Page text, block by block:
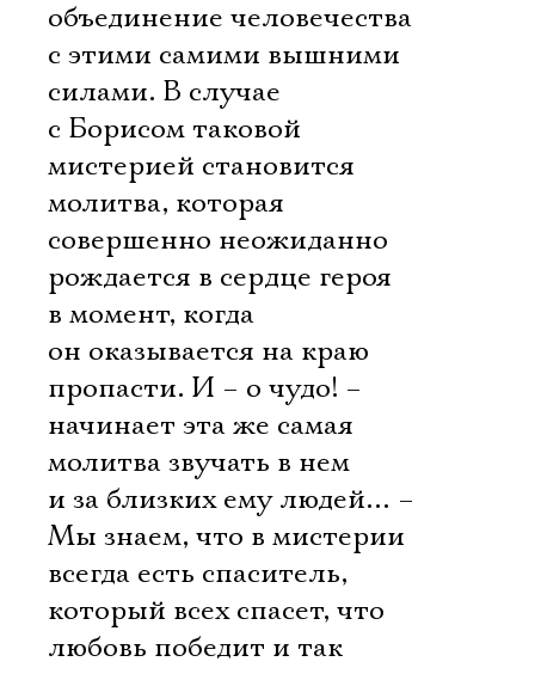
объединение человечества
с этими самими вышними
силами. В случае
с Борисом таковой
мистерией становится
молитва, которая
совершенно неожиданно
рождается в сердце героя
в момент, когда
он оказывается на краю
пропасти. И – о чудо! –
начинает эта же самая
молитва звучать в нем
и за близких ему людей… –
Мы знаем, что в мистерии
всегда есть спаситель,
который всех спасет, что
любовь победит и так